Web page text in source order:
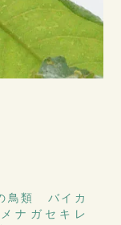
鳥類 バイカ
ナガセキレ